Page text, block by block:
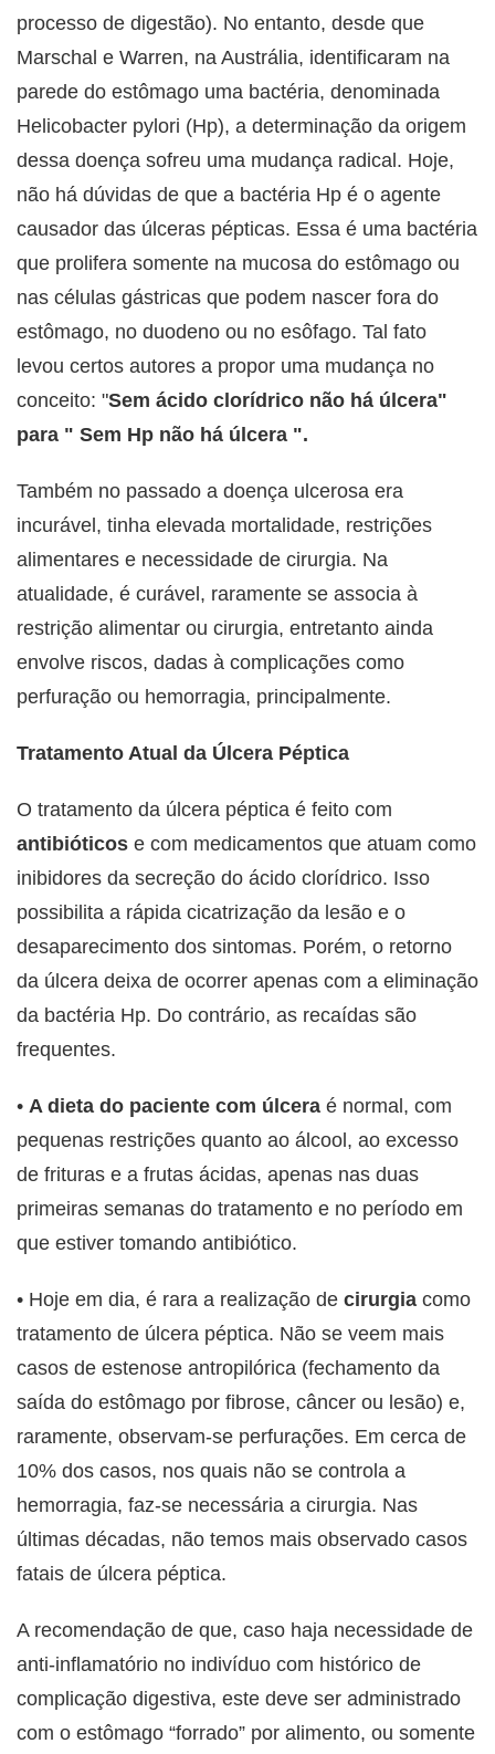
processo de digestão). No entanto, desde que
Marschal e Warren, na Austrália, identificaram na
parede do estômago uma bactéria, denominada
Helicobacter pylori (Hp), a determinação da origem
dessa doença sofreu uma mudança radical. Hoje,
não há dúvidas de que a bactéria Hp é o agente
causador das úlceras pépticas. Essa é uma bactéria
que prolifera somente na mucosa do estômago ou
nas células gástricas que podem nascer fora do
estômago, no duodeno ou no esôfago. Tal fato
levou certos autores a propor uma mudança no
conceito: "Sem ácido clorídrico não há úlcera"
para " Sem Hp não há úlcera ".
Também no passado a doença ulcerosa era
incurável, tinha elevada mortalidade, restrições
alimentares e necessidade de cirurgia. Na
atualidade, é curável, raramente se associa à
restrição alimentar ou cirurgia, entretanto ainda
envolve riscos, dadas à complicações como
perfuração ou hemorragia, principalmente.
Tratamento Atual da Úlcera Péptica
O tratamento da úlcera péptica é feito com
antibióticos e com medicamentos que atuam como
inibidores da secreção do ácido clorídrico. Isso
possibilita a rápida cicatrização da lesão e o
desaparecimento dos sintomas. Porém, o retorno
da úlcera deixa de ocorrer apenas com a eliminação
da bactéria Hp. Do contrário, as recaídas são
frequentes.
• A dieta do paciente com úlcera é normal, com
pequenas restrições quanto ao álcool, ao excesso
de frituras e a frutas ácidas, apenas nas duas
primeiras semanas do tratamento e no período em
que estiver tomando antibiótico.
• Hoje em dia, é rara a realização de cirurgia como
tratamento de úlcera péptica. Não se veem mais
casos de estenose antropilórica (fechamento da
saída do estômago por fibrose, câncer ou lesão) e,
raramente, observam-se perfurações. Em cerca de
10% dos casos, nos quais não se controla a
hemorragia, faz-se necessária a cirurgia. Nas
últimas décadas, não temos mais observado casos
fatais de úlcera péptica.
A recomendação de que, caso haja necessidade de
anti-inflamatório no indivíduo com histórico de
complicação digestiva, este deve ser administrado
com o estômago “forrado” por alimento, ou somente